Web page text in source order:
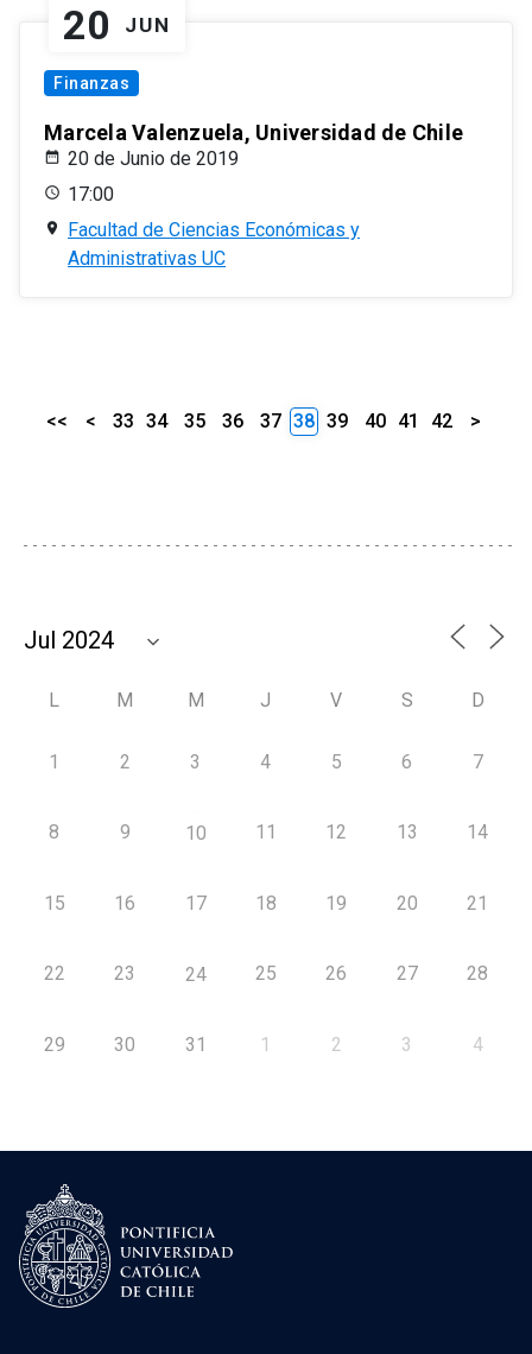
20 JUN
Finanzas
Marcela Valenzuela, Universidad de Chile
20 de Junio de 2019
17:00
Facultad de Ciencias Económicas y
Administrativas UC
<< < 33 34 35 36 37 38 39 40 41 42 >
L M M J V S D
1 2 3 4 5 6 7
8 9 10 11 12 13 14
15 16 17 18 19 20 21
22 23 24 25 26 27 28
29 30 31 1 2 3 4